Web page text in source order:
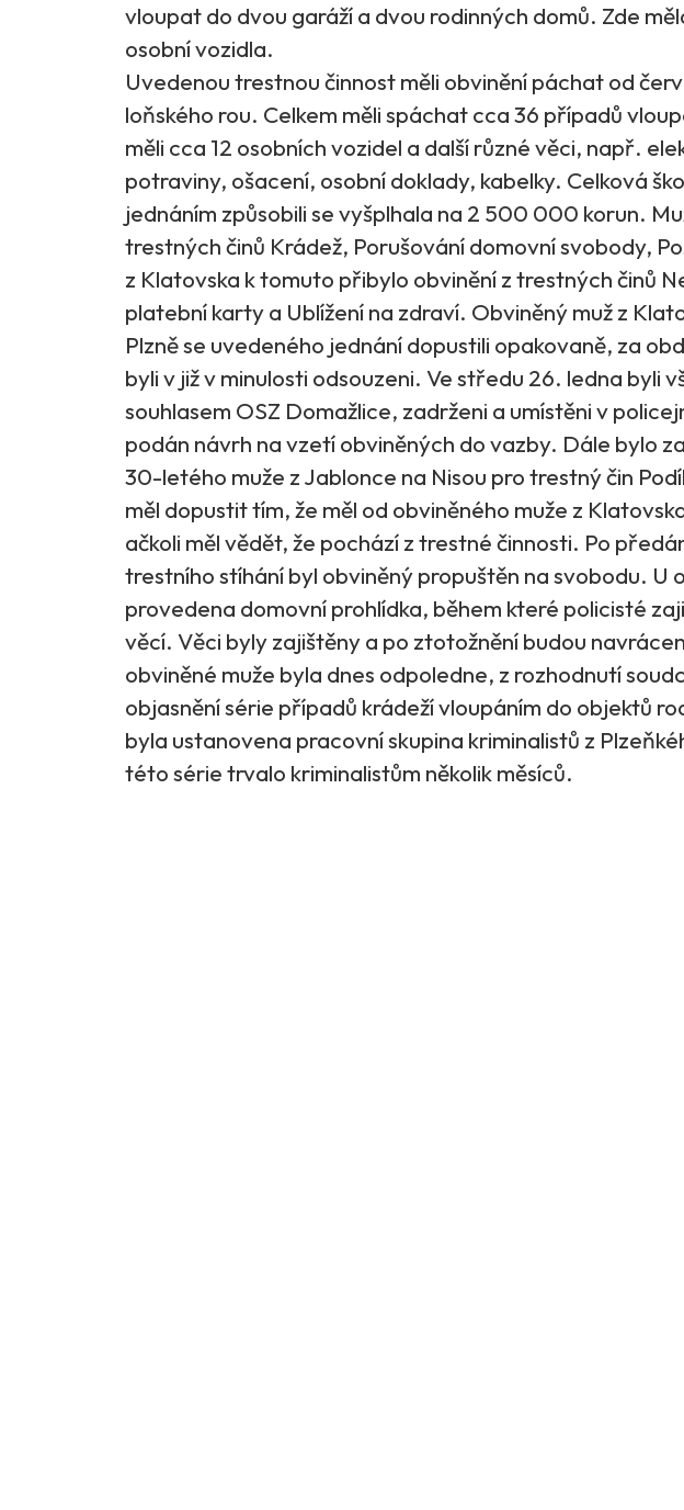
vloupat do dvou garáží a dvou rodinných domů. Zde
osobní vozidla.
Uvedenou trestnou činnost měli obvinění páchat od
loňského rou. Celkem měli spáchat cca 36 případů
měli cca 12 osobních vozidel a další různé věci, např.
potraviny, ošacení, osobní doklady, kabelky. Celková
jednáním způsobili se vyšplhala na 2 500 000 korun.
trestných činů Krádež, Porušování domovní svobody,
z Klatovska k tomuto přibylo obvinění z trestných činů
platební karty a Ublížení na zdraví. Obviněný muž z
Plzně se uvedeného jednání dopustili opakovaně, za
byli v již v minulosti odsouzeni. Ve středu 26. ledna byli
souhlasem OSZ Domažlice, zadrženi a umístěni v
podán návrh na vzetí obviněných do vazby. Dále bylo
30-letého muže z Jablonce na Nisou pro trestný čin
měl dopustit tím, že měl od obviněného muže z
ačkoli měl vědět, že pochází z trestné činnosti. Po
trestního stíhání byl obviněný propuštěn na svobodu. U
provedena domovní prohlídka, během které policisté
věcí. Věci byly zajištěny a po ztotožnění budou
obviněné muže byla dnes odpoledne, z rozhodnutí
objasnění série případů krádeží vloupáním do objektů
byla ustanovena pracovní skupina kriminalistů z
této série trvalo kriminalistům několik měsíců.